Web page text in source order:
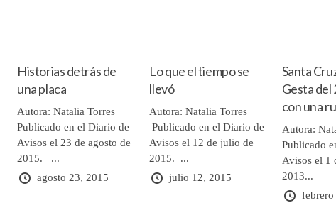
Historias detrás de
una placa
Autora: Natalia Torres
Publicado en el Diario de
Avisos el 23 de agosto de
2015. ...
agosto 23, 2015
Lo que el tiempo se
llevó
Autora: Natalia Torres
Publicado en el Diario de
Avisos el 12 de julio de
2015. ...
julio 12, 2015
Santa
Gesta del
con una
Autora:
Publicado
Avisos el 1
2013...